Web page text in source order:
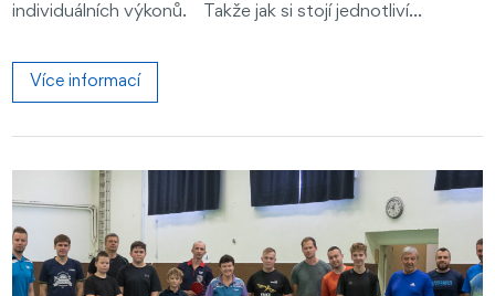
individuálních výkonů. Takže jak si stojí jednotliví...
Více informací